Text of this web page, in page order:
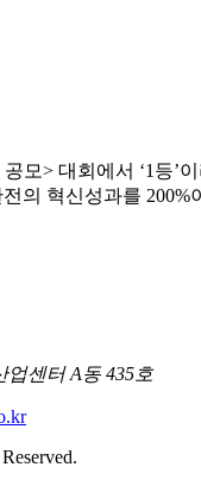
모> 대회에서 ‘1등
의 혁신성과를
업센터 A동 435호